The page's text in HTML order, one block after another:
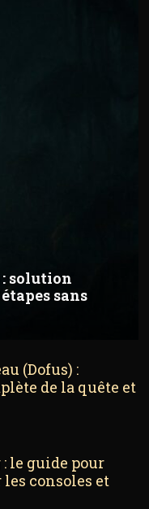
: solution
sans
(Dofus) :
de la quête et
le guide pour
consoles et